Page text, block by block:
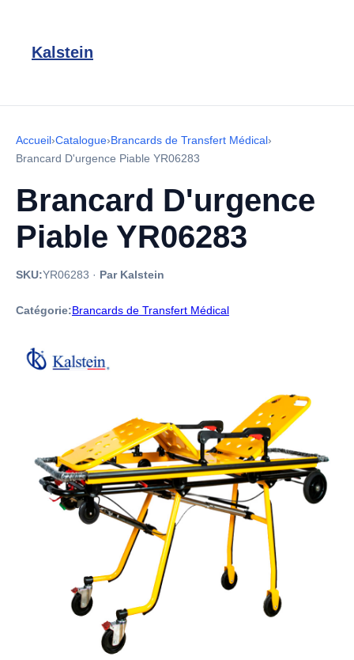
Kalstein
Accueil›Catalogue›Brancards de Transfert Médical›
Brancard D'urgence Piable YR06283
Brancard D'urgence
Piable YR06283
SKU:YR06283 · Par Kalstein
Catégorie:Brancards de Transfert Médical